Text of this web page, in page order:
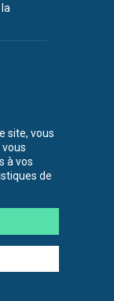
site, vous
à vos
de